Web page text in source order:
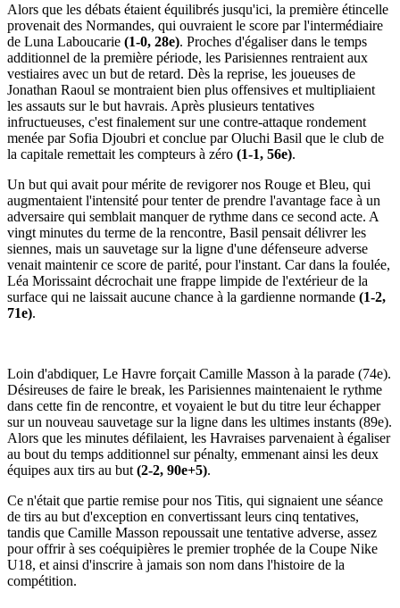
Alors que les débats étaient équilibrés jusqu'ici, la première étincelle
provenait des Normandes, qui ouvraient le score par l'intermédiaire
de Luna Laboucarie (1-0, 28e). Proches d'égaliser dans le temps
additionnel de la première période, les Parisiennes rentraient aux
vestiaires avec un but de retard. Dès la reprise, les joueuses de
Jonathan Raoul se montraient bien plus offensives et multipliaient
les assauts sur le but havrais. Après plusieurs tentatives
infructueuses, c'est finalement sur une contre-attaque rondement
menée par Sofia Djoubri et conclue par Oluchi Basil que le club de
la capitale remettait les compteurs à zéro (1-1, 56e).
Un but qui avait pour mérite de revigorer nos Rouge et Bleu, qui
augmentaient l'intensité pour tenter de prendre l'avantage face à un
adversaire qui semblait manquer de rythme dans ce second acte. A
vingt minutes du terme de la rencontre, Basil pensait délivrer les
siennes, mais un sauvetage sur la ligne d'une défenseure adverse
venait maintenir ce score de parité, pour l'instant. Car dans la foulée,
Léa Morissaint décrochait une frappe limpide de l'extérieur de la
surface qui ne laissait aucune chance à la gardienne normande (1-2,
71e).
Loin d'abdiquer, Le Havre forçait Camille Masson à la parade (74e).
Désireuses de faire le break, les Parisiennes maintenaient le rythme
dans cette fin de rencontre, et voyaient le but du titre leur échapper
sur un nouveau sauvetage sur la ligne dans les ultimes instants (89e).
Alors que les minutes défilaient, les Havraises parvenaient à égaliser
au bout du temps additionnel sur pénalty, emmenant ainsi les deux
équipes aux tirs au but (2-2, 90e+5).
Ce n'était que partie remise pour nos Titis, qui signaient une séance
de tirs au but d'exception en convertissant leurs cinq tentatives,
tandis que Camille Masson repoussait une tentative adverse, assez
pour offrir à ses coéquipières le premier trophée de la Coupe Nike
U18, et ainsi d'inscrire à jamais son nom dans l'histoire de la
compétition.